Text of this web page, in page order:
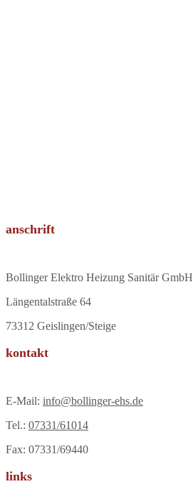
anschrift
Bollinger Elektro Heizung Sanitär GmbH
Längentalstraße 64
73312 Geislingen/Steige
kontakt
E-Mail: info@bollinger-ehs.de
Tel.: 07331/61014
Fax: 07331/69440
links